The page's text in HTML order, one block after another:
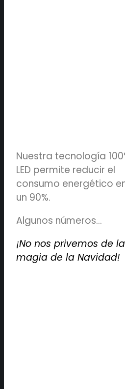
Nuestra tecnología
LED permite reducir el
consumo energético
un 90%.
Algunos números…
¡No nos privemos de la
magia de la Navidad!